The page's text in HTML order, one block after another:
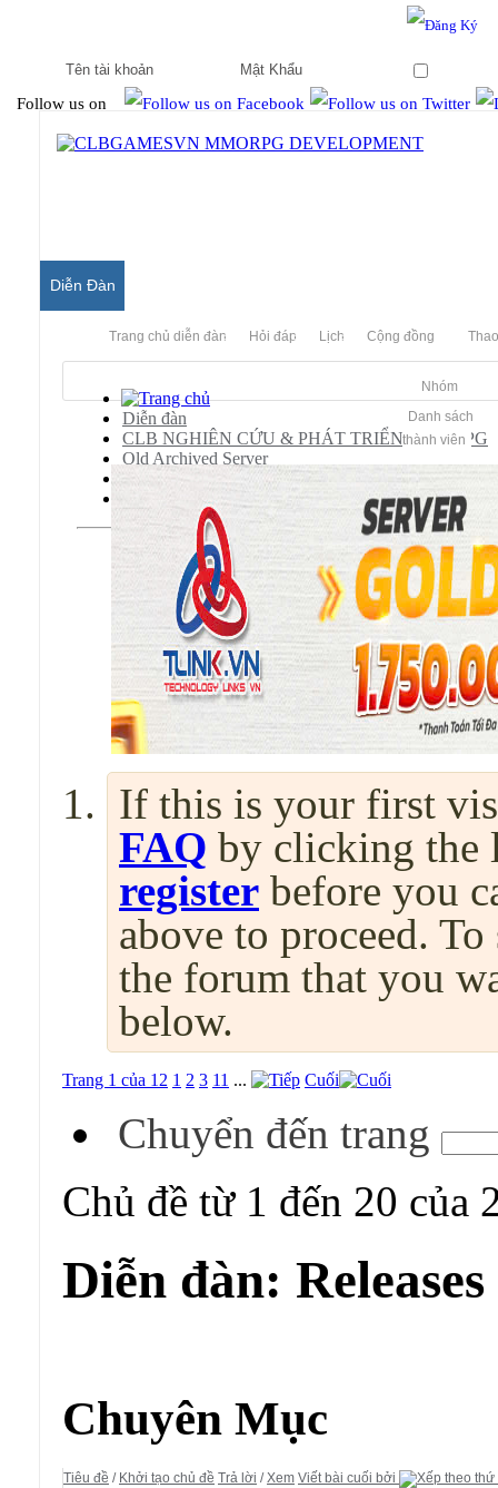
Follow us on
Diễn Đàn
Trang chủ diễn đàn Hỏi đáp Lịch Cộng đồng
Nhóm
Danh sách
thành viên
Diễn đàn
CLB NGHIÊN CỨU & PHÁT TRIỂN MMORPG
Old Archived Server
Audition Server Private
If this is your first
FAQ by clicking the
register before you
above to proceed.
the forum that you
below.
Trang 1 của 12 1 2 3 11 ... Cuối
Chuyển đến trang
Chủ đề từ 1 đến 20 của
Diễn đàn: Releases
Chuyên Mục
Tiêu đề / Khởi tạo chủ đề Trả lời /Xem Viết bài cuối bởi